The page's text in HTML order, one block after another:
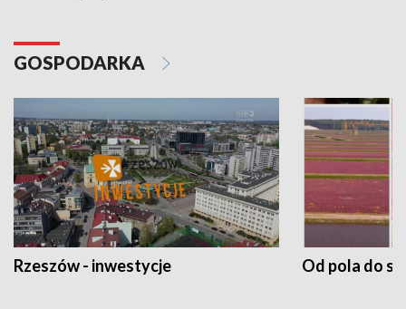
GOSPODARKA
Rzeszów - inwestycje Od pola do